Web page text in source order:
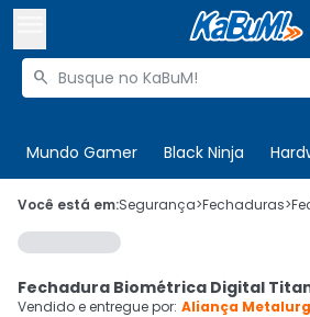
Buscar produtos

Mundo Gamer Black Ninja
 Olá. Acesse sua conta
 Departamentos
Cupons
CADASTRE-SE
Você está em:Segurança>Fechaduras>
Fechadura Biométrica Digital
Vendido e entregue por: Aliança